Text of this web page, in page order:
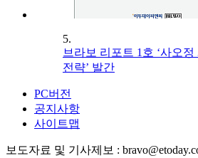
5.
브라보 리포트 1호 ‘사오정
전략’ 발간
PC버전
공지사항
사이트맵
보도자료 및 기사제보 :